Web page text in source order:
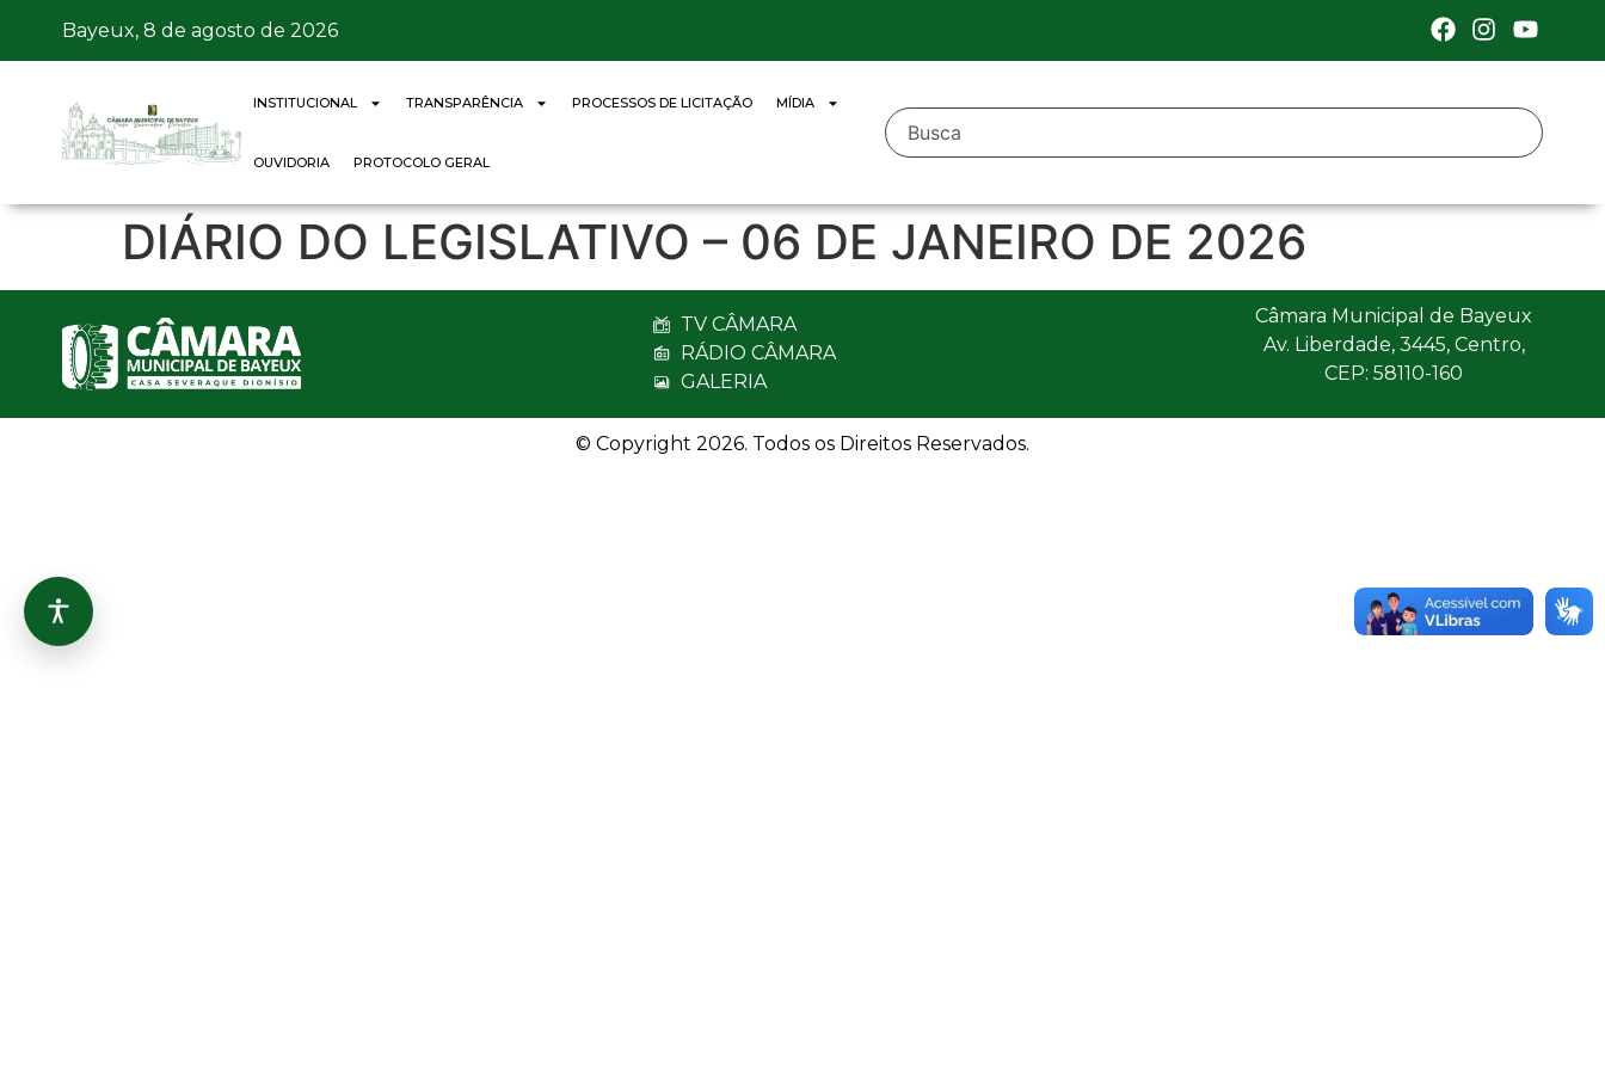
Bayeux, 8 de agosto de 2026
INSTITUCIONAL TRANSPARÊNCIA PROCESSOS DE LICITAÇÃO MÍDIA
OUVIDORIA PROTOCOLO GERAL
DIÁRIO DO LEGISLATIVO – 06 DE JANEIRO DE 2026
TV CÂMARA
RÁDIO CÂMARA
GALERIA
Câmara Municipal de Bayeux
Av. Liberdade, 3445, Centro,
CEP: 58110-160
© Copyright 2026. Todos os Direitos Reservados.